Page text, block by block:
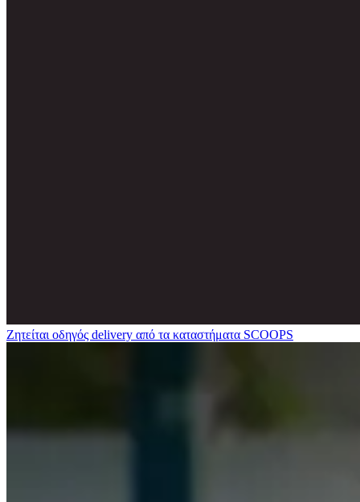
Ζητείται οδηγός delivery από τα καταστήματα SCOOPS